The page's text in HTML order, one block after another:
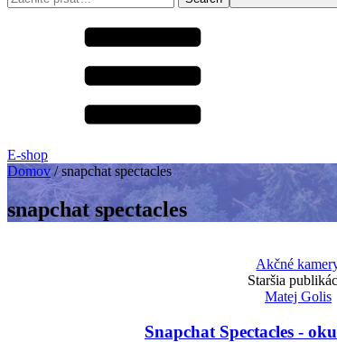
E-shop
Domov/snapchat spectacles
snapchat spectacles
Akčné
Staršia
Matej Golis
Snapchat Spectacles -